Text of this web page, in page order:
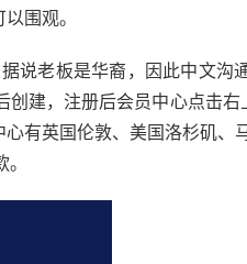
围观。
说老板是华裔，因此中文沟
建，注册后会员中心点击右
有英国伦敦、美国洛杉矶、马